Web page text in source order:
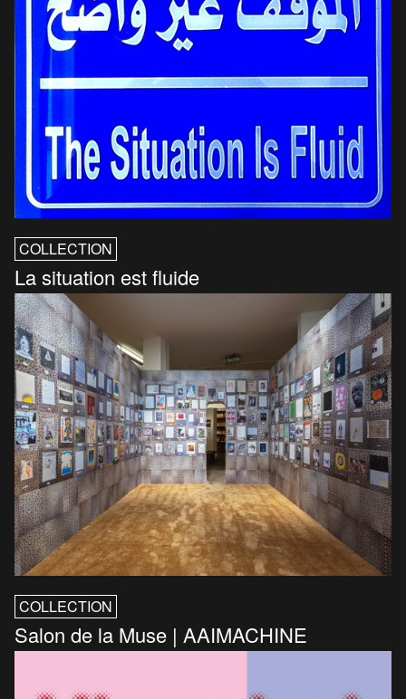
COLLECTION
La situation est fluide
COLLECTION
Salon de la Muse | AAIMACHINE